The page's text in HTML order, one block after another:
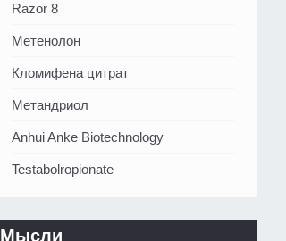
Razor 8
Метенолон
Кломифена цитрат
Метандриол
Anhui Anke Biotechnology
Testabolropionate
Мысли